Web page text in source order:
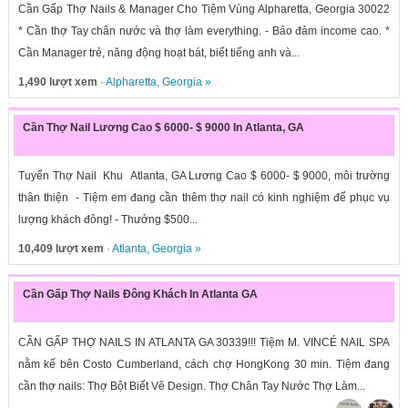
Cần Gấp Thợ Nails & Manager Cho Tiệm Vùng Alpharetta, Georgia 30022
* Cần thợ Tay chân nước và thợ làm everything. - Bảo đảm income cao. *
Cần Manager trẻ, năng động hoạt bát, biết tiếng anh và...
1,490 lượt xem · Alpharetta, Georgia»
Cần Thợ Nail Lương Cao $ 6000- $ 9000 In Atlanta, GA
Tuyển Thợ Nail Khu Atlanta, GA Lương Cao $ 6000- $ 9000, môi trường
thân thiện - Tiệm em đang cần thêm thợ nail có kinh nghiệm để phục vụ
lượng khách đông! - Thưởng $500...
10,409 lượt xem · Atlanta, Georgia»
Cần Gấp Thợ Nails Đông Khách In Atlanta GA
CẦN GẤP THỢ NAILS IN ATLANTA GA 30339!!! Tiệm M. VINCÉ NAIL SPA
nằm kế bên Costo Cumberland, cách chợ HongKong 30 min. Tiệm đang
cần thợ nails: Thợ Bột Biết Vẽ Design. Thợ Chân Tay Nước Thợ Làm...